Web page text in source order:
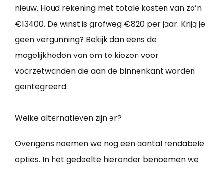
nieuw. Houd rekening met totale kosten van zo’n
€13400. De winst is grofweg €820 per jaar. Krijg je
geen vergunning? Bekijk dan eens de
mogelijkheden van om te kiezen voor
voorzetwanden die aan de binnenkant worden
geïntegreerd.
Welke alternatieven zijn er?
Overigens noemen we nog een aantal rendabele
opties. In het gedeelte hieronder benoemen we